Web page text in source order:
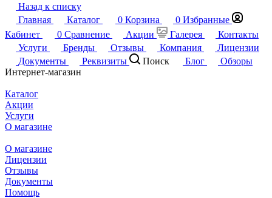
Назад к списку
Главная
Каталог 0 Корзина 0 Избранные
Кабинет
0 Сравнение Акции Галерея
Контакты
Услуги
Бренды Отзывы Компания
Лицензии
Документы
Реквизиты Поиск Блог
Обзоры
Интернет-магазин
Каталог
Акции
Услуги
О магазине
О магазине
Лицензии
Отзывы
Документы
Помощь